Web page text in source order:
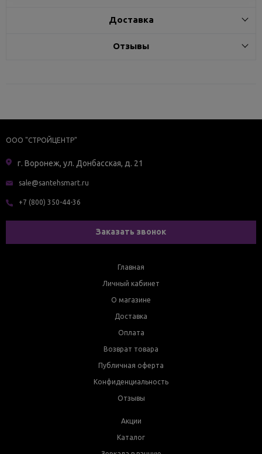
Доставка
Отзывы
ООО "СТРОЙЦЕНТР"
г. Воронеж, ул. Донбасская, д. 21
sale@santehsmart.ru
+7 (800) 350-44-36
Заказать звонок
Главная
Личный кабинет
О магазине
Доставка
Оплата
Возврат товара
Публичная оферта
Конфиденциальность
Отзывы
Акции
Каталог